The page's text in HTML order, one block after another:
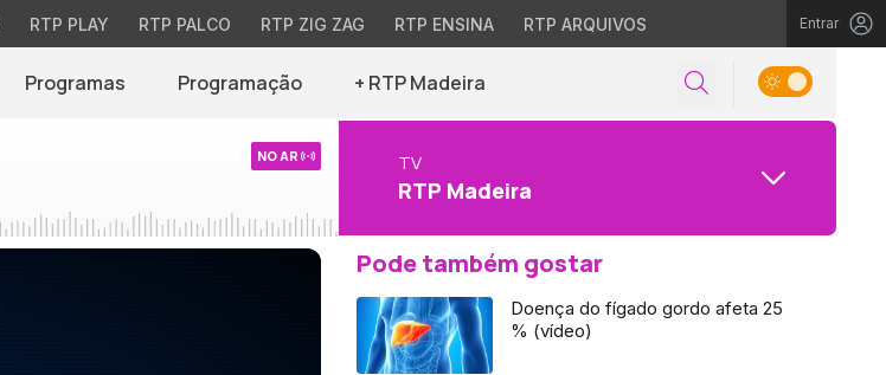
RTP PLAY RTP PALCO RTP ZIG ZAG RTP ENSINA RTP ARQUIVOS Entrar
Programas Programação + RTP Madeira
NO AR TV
RTP Madeira
Pode também gostar
Doença do fígado gordo afeta 25
% (vídeo)